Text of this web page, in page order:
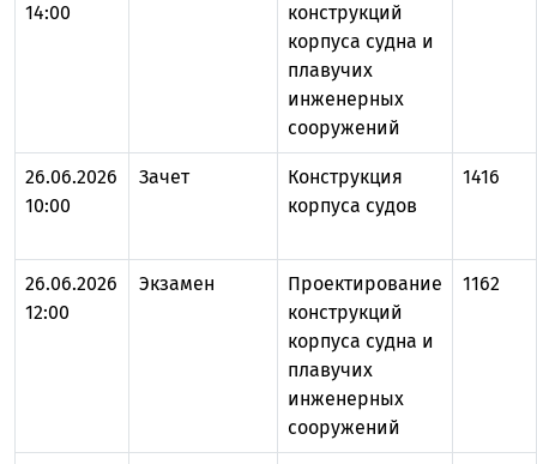
14:00
конструкций
корпуса судна и
плавучих
инженерных
сооружений
26.06.2026
10:00
Зачет
Конструкция
корпуса судов
1416
26.06.2026
12:00
Экзамен
Проектирование
конструкций
корпуса судна и
плавучих
инженерных
сооружений
1162